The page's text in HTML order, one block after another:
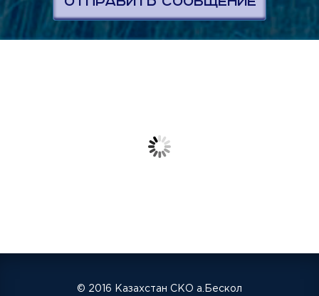
© 2016 Казахстан СКО а.Бескол